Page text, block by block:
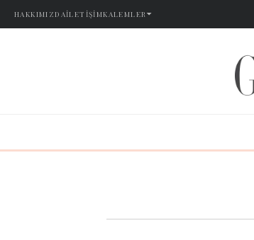
HAKKIMIZDAİLETIŞIMKALEMLER